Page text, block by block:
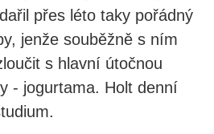
přes léto taky pořádný
jenže souběžně s ním
s hlavní útočnou
- jogurtama. Holt denní